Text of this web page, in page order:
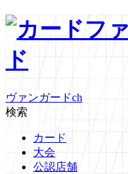
ヴァンガードch
検索
カード
大会
公認店舗